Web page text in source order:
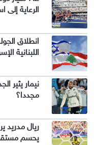
الرعاية إلى
انطلاق
اللبنانية
نيمار يثير
مجددا؟
ريال مدريد
يحسم